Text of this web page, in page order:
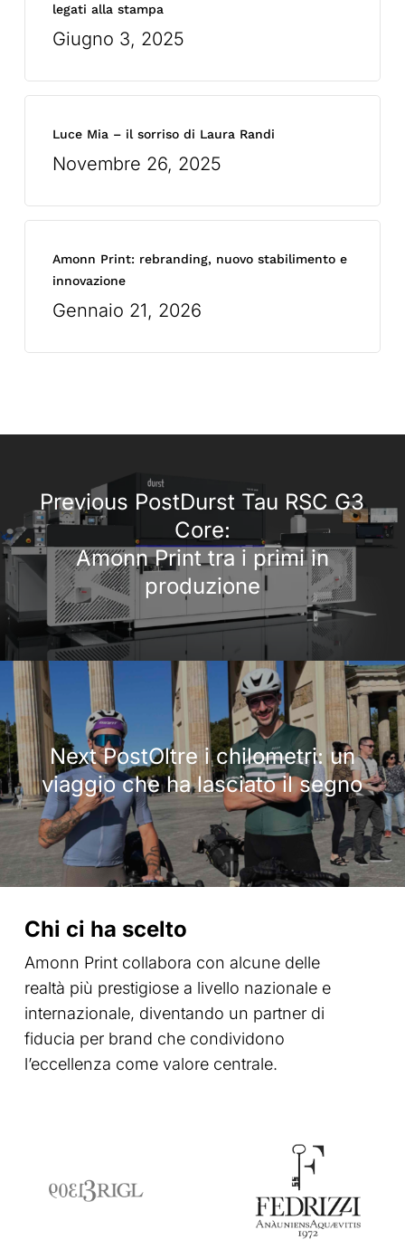
legati alla stampa
Giugno 3, 2025
Luce Mia – il sorriso di Laura Randi
Novembre 26, 2025
Amonn Print: rebranding, nuovo stabilimento e
innovazione
Gennaio 21, 2026
Previous PostDurst Tau RSC G3
Core:
Amonn Print tra i primi in
produzione
Next PostOltre i chilometri: un
viaggio che ha lasciato il segno
Chi ci ha scelto
Amonn Print collabora con alcune delle
realtà più prestigiose a livello nazionale e
internazionale, diventando un partner di
fiducia per brand che condividono
l’eccellenza come valore centrale.